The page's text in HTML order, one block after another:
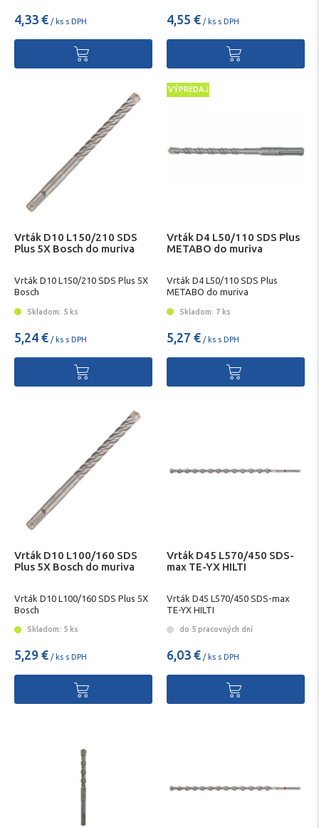
4,33 € / ks s DPH 4,55 € / ks s DPH
Vrták D10 L150/210 SDS
Plus 5X Bosch do muriva
Vrták D10 L150/210 SDS Plus 5X
Bosch
Skladom: 5 ks
5,24 € / ks s DPH
VÝPREDAJ
Vrták D4 L50/110 SDS Plus
METABO do muriva
Vrták D4 L50/110 SDS Plus
METABO do muriva
Skladom: 7 ks
5,27 € / ks s DPH
Vrták D10 L100/160 SDS
Plus 5X Bosch do muriva
Vrták D10 L100/160 SDS Plus 5X
Bosch
Skladom: 5 ks
5,29 € / ks s DPH
Vrták D45 L570/450 SDS-
max TE-YX HILTI
Vrták D45 L570/450 SDS-max
TE-YX HILTI
do 5 pracovných dní
6,03 € / ks s DPH